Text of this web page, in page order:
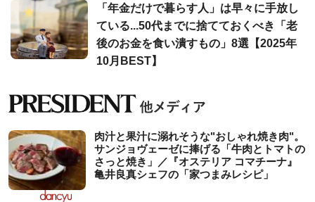
「年金だけで暮らす人」は早々に手放し
ている...50代までに捨てておくべき「老
後のお金を食い潰すもの」8選【2025年
10月BEST】
肉汁と果汁に溺れそうな"おしゃれ焼き肉"。
サンジョヴェーゼに捧げる「牛肉とトマトの
さっと焼き」／『オステリア コマチーナ』
亀井良真シェフの「家つまみレシピ」